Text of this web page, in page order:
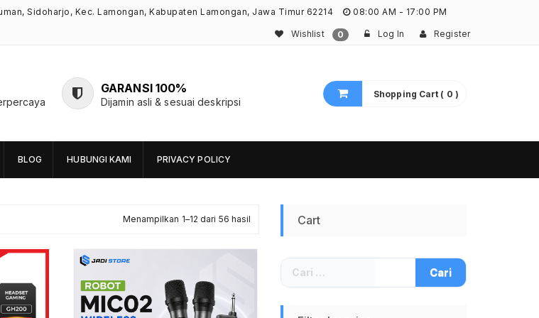
Sidoharjo, Kec. Lamongan, Kabupaten Lamongan, Jawa Timur 62214 08:00 AM - 17:00 PM
Wishlist 0 Log In Register
GARANSI 100%
Dijamin asli & sesuai deskripsi
Shopping Cart ( 0 )
BLOG HUBUNGI KAMI PRIVACY POLICY
Menampilkan 1–12 dari 56 hasil
terbaru
Cart
Cari
untuk: